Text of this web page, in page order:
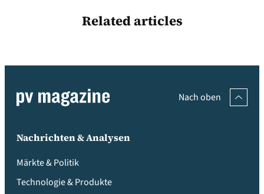
Related articles
Nach oben
Nachrichten & Analysen
Märkte & Politik
Technologie & Produkte